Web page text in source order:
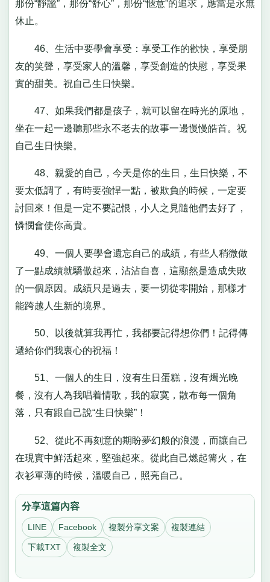
那份“靜謐”，那份“舒心”，那份“愜意”的追求，應當是永無
休止。
46、生活中要學會享受：享受工作的歡快，享受朋
友的笑聲，享受家人的溫馨，享受創造的快慰，享受果
實的甜美。祝自己生日快樂。
47、如果我們都是孩子，就可以留在時光的原地，
坐在一起一邊聽那些永不老去的故事一邊慢慢皓首。祝
自己生日快樂。
48、親愛的自己，今天是你的生日，生日快樂，不
要太低調了，有時要強悍一點，被欺負的時候，一定要
討回來！但是一定不要記恨，小人之見隨他們去好了，
憐憫會使你高貴。
49、一個人要學會遺忘自己的成績，有些人稍微做
了一點成績就驕傲起來，沾沾自喜，這顯然是造成失敗
的一個原因。成績只是過去，要一切從零開始，那樣才
能跨越人生新的境界。
50、以後就算我再忙，我都要記得想你們！記得傳
遞給你們我衷心的祝福！
51、一個人的生日，沒有生日蛋糕，沒有燭光晚
餐，沒有人為我唱着情歌，我的寂寞，散布每一個角
落，只有跟自己說“生日快樂”！
52、從此不再刻意的期盼夢幻般的浪漫，而讓自己
在現實中鮮活起來，堅強起來。從此自己燃起篝火，在
衣衫單薄的時候，溫暖自己，照亮自己。
分享這篇內容
LINE Facebook 複製分享文案 複製連結
下載TXT 複製全文